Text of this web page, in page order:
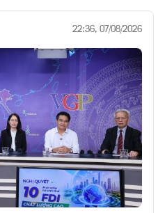
22:36, 07/08/2026